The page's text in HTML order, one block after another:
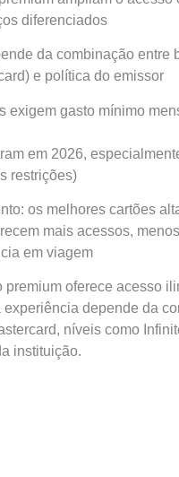
diferenciados
da combinação entre
e política do emissor
exigem gasto mínimo
em 2026,
restrições)
os melhores cartões
mais acessos,
em viagem
premium oferece acesso
depende da
níveis como
instituição.